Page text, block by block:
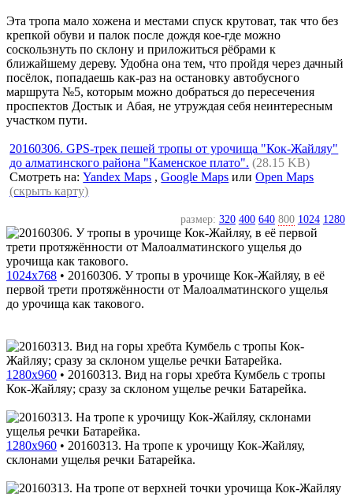
Эта тропа мало хожена и местами спуск крутоват, так что без
крепкой обуви и палок после дождя кое-где можно
соскользнуть по склону и приложиться рёбрами к
ближайшему дереву. Удобна она тем, что пройдя через дачный
посёлок, попадаешь как-раз на остановку автобусного
маршрута №5, которым можно добраться до пересечения
проспектов Достык и Абая, не утруждая себя неинтересным
участком пути.
20160306. GPS-трек пешей тропы от урочища "Кок-Жайляу"
до алматинского района "Каменское плато". (28.15 KB)
Смотреть на:Yandex Maps ,Google Maps илиOpen Maps
(скрыть карту)
размер: 320 400 640 800 1024 1280
1024x768 • 20160306. У тропы в урочище Кок-Жайляу, в её
первой трети протяжённости от Малоалматинского ущелья
до урочища как такового.
1280x960 • 20160313. Вид на горы хребта Кумбель с тропы
Кок-Жайляу; сразу за склоном ущелье речки Батарейка.
1280x960 • 20160313. На тропе к урочищу Кок-Жайляу,
склонами ущелья речки Батарейка.